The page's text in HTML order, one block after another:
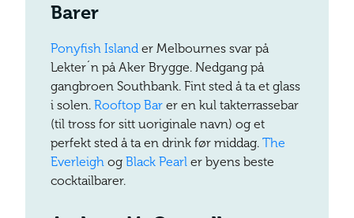
Barer
Ponyfish Island er Melbournes svar på
Lekter´n på Aker Brygge. Nedgang på
gangbroen Southbank. Fint sted å ta et glass
i solen. Rooftop Bar er en kul takterrassebar
(til tross for sitt uoriginale navn) og et
perfekt sted å ta en drink før middag. The
Everleigh og Black Pearl er byens beste
cocktailbarer.